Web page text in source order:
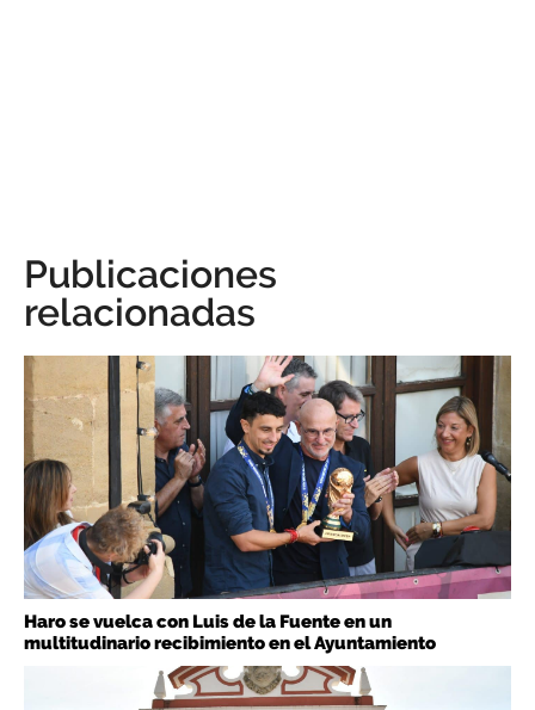
Publicaciones
relacionadas
Haro se vuelca con Luis de la Fuente en un
multitudinario recibimiento en el Ayuntamiento